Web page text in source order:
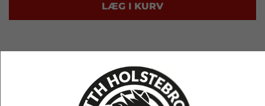
LÆG I KURV
RELATEREDE PRODUKTER